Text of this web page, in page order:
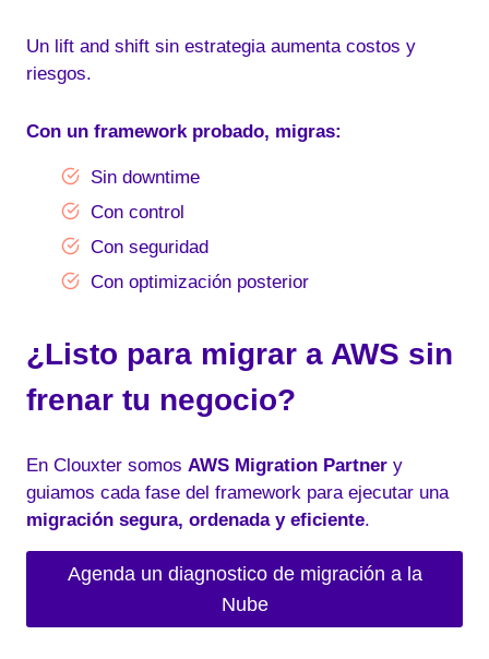
Un lift and shift sin estrategia aumenta costos y
riesgos.
Con un framework probado, migras:
Sin downtime
Con control
Con seguridad
Con optimización posterior
¿Listo para migrar a AWS sin
frenar tu negocio?
En Clouxter somos AWS Migration Partner y
guiamos cada fase del framework para ejecutar una
migración segura, ordenada y eficiente.
Agenda un diagnostico de migración a la
Nube